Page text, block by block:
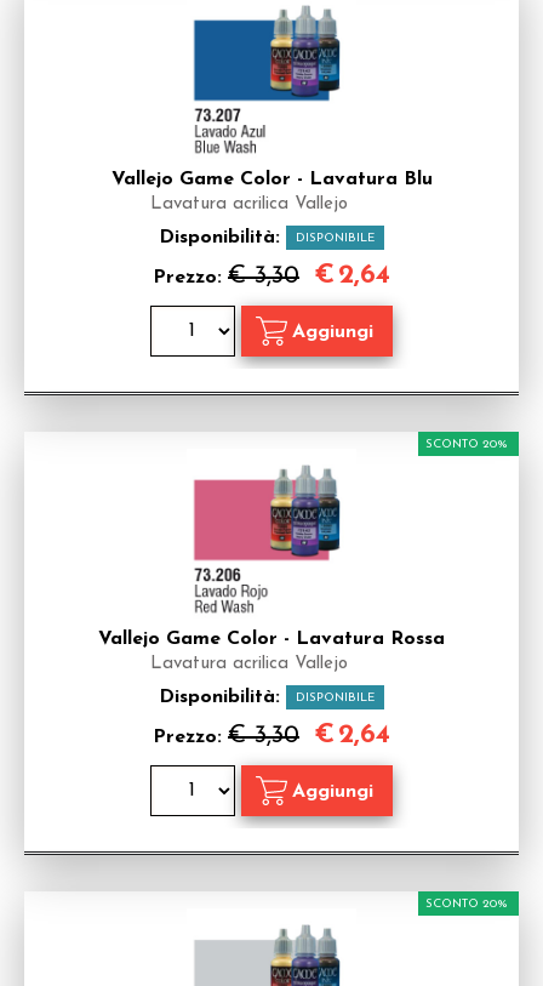
Vallejo Game Color - Lavatura Blu
Lavatura acrilica Vallejo
Disponibilità: DISPONIBILE
Prezzo: € 3,30 € 2,64
Vallejo Game Color - Lavatura Rossa
Lavatura acrilica Vallejo
Disponibilità: DISPONIBILE
Prezzo: € 3,30
SCONTO 20%
€ 2,64
SCONTO 20%